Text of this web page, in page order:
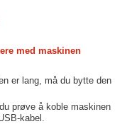
med maskinen
er lang, må du bytte den
prøve å koble maskinen
kabel.